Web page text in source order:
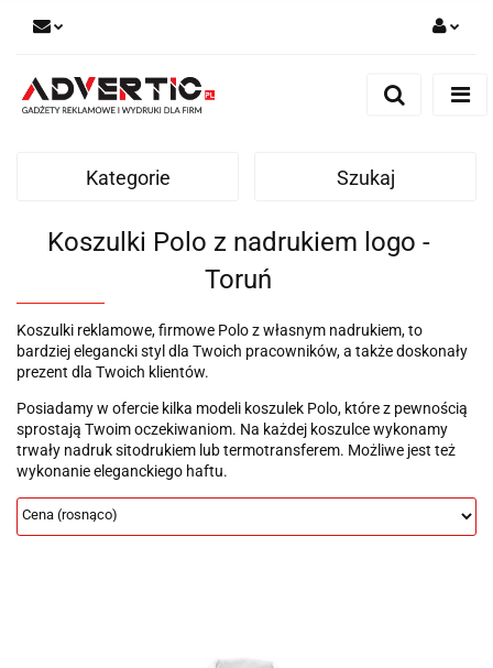
Zaloguj się
Zgody cookies
Kategorie Szukaj
Koszulki Polo z nadrukiem logo -
Toruń
Koszulki reklamowe, firmowe Polo z własnym nadrukiem, to
bardziej elegancki styl dla Twoich pracowników, a także doskonały
prezent dla Twoich klientów.
Posiadamy w ofercie kilka modeli koszulek Polo, które z pewnością
sprostają Twoim oczekiwaniom. Na każdej koszulce wykonamy
trwały nadruk sitodrukiem lub termotransferem. Możliwe jest też
wykonanie eleganckiego haftu.